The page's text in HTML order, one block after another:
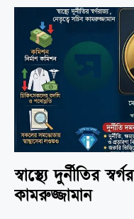
স্বাস্থ্যে দুর্নীতির
কামরুজ্জামান